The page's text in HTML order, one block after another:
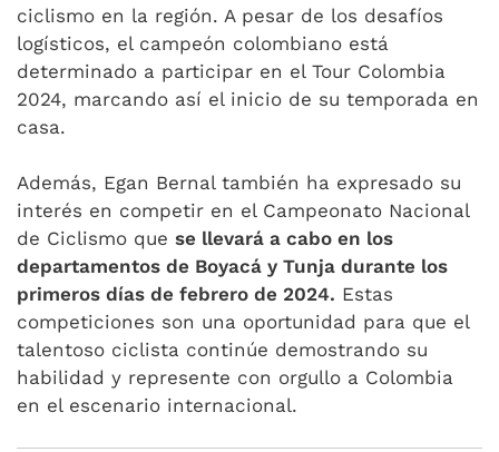
ciclismo en la región. A pesar de los desafíos
logísticos, el campeón colombiano está
determinado a participar en el Tour Colombia
2024, marcando así el inicio de su temporada en
casa.
Además, Egan Bernal también ha expresado su
interés en competir en el Campeonato Nacional
de Ciclismo que se llevará a cabo en los
departamentos de Boyacá y Tunja durante los
primeros días de febrero de 2024. Estas
competiciones son una oportunidad para que el
talentoso ciclista continúe demostrando su
habilidad y represente con orgullo a Colombia
en el escenario internacional.